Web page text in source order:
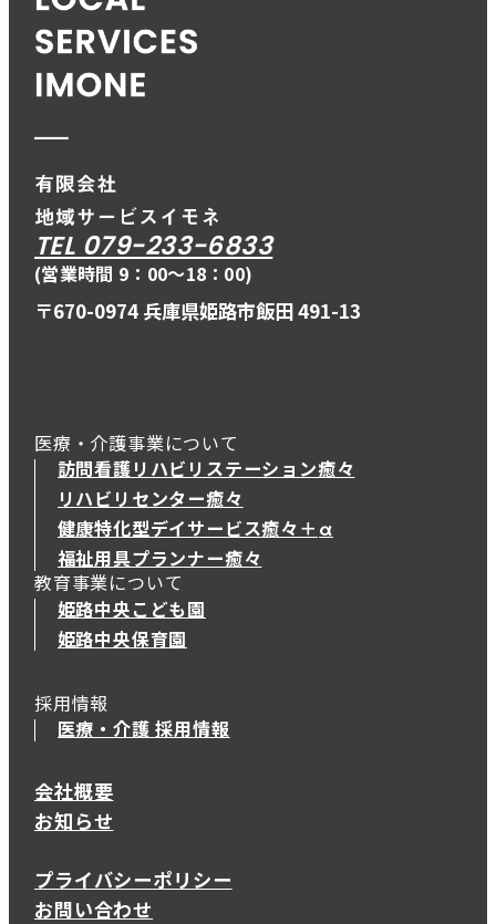
TEL 079-233-6833
(営業時間 9：00〜18：00)
〒670-0974 兵庫県姫路市飯田 491-13
医療・介護事業について
訪問看護リハビリステーション癒々
リハビリセンター癒々
健康特化型デイサービス癒々＋ α
健康特化型デイサービス癒々＋
福祉用具プランナー癒々
教育事業について
姫路中央こども園
姫路中央保育園
採用情報
医療・介護 採用情報
会社概要
お知らせ
プライバシーポリシー
お問い合わせ